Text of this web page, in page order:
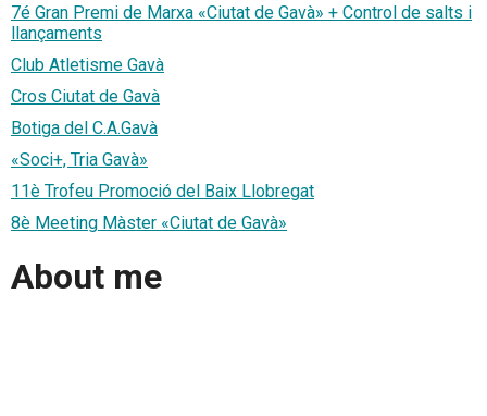
7é Gran Premi de Marxa «Ciutat de Gavà» + Control de salts i
llançaments
Club Atletisme Gavà
Cros Ciutat de Gavà
Botiga del C.A.Gavà
«Soci+, Tria Gavà»
11è Trofeu Promoció del Baix Llobregat
8è Meeting Màster «Ciutat de Gavà»
About me